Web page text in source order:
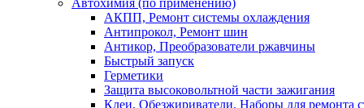
Автохимия (по применению)
АКПП, Ремонт системы охлаждения
Антипрокол, Ремонт шин
Антикор, Преобразователи ржавчины
Быстрый запуск
Герметики
Защита высоковольтной части зажигания
Клеи, Обезжириватели, Наборы для ремонта